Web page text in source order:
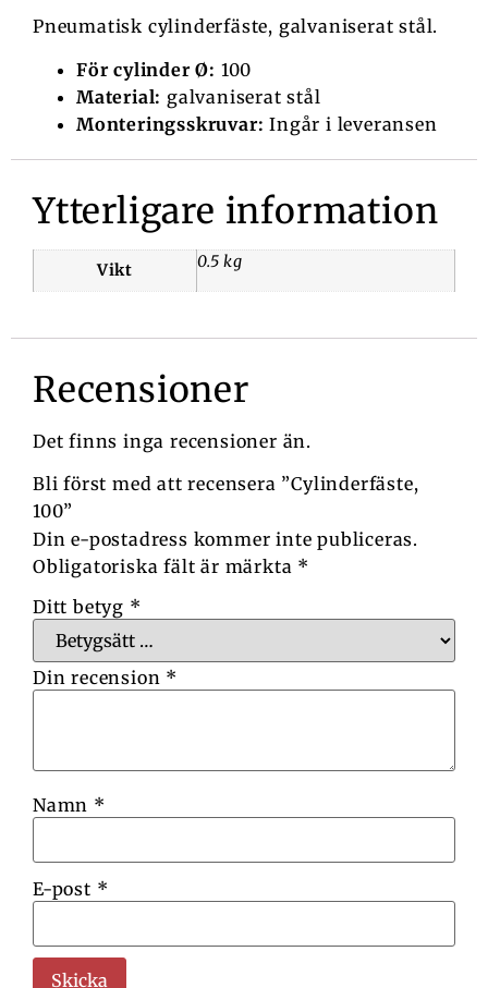
Pneumatisk cylinderfäste, galvaniserat stål.
För cylinder Ø: 100
Material: galvaniserat stål
Monteringsskruvar: Ingår i leveransen
Ytterligare information
Vikt 0.5 kg
Recensioner
Det finns inga recensioner än.
Bli först med att recensera ”Cylinderfäste,
100”
Din e-postadress kommer inte publiceras.
Obligatoriska fält är märkta *
Ditt betyg *
Din recension *
Namn *
E-post *